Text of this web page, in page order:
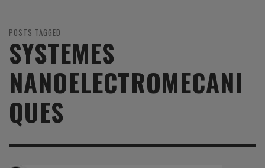
POSTS TAGGED
SYSTEMES
NANOELECTROMECANI
QUES